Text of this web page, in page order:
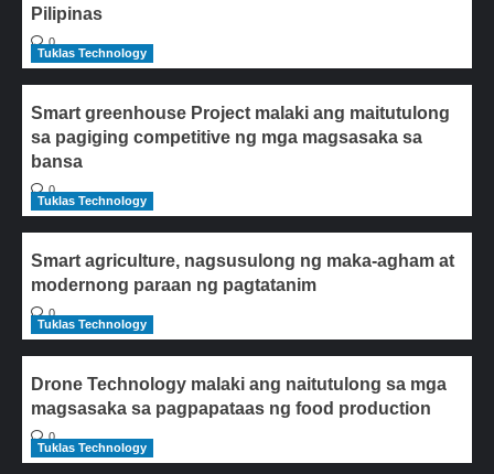
Pilipinas
0
Tuklas Technology
Smart greenhouse Project malaki ang maitutulong
sa pagiging competitive ng mga magsasaka sa
bansa
0
Tuklas Technology
Smart agriculture, nagsusulong ng maka-agham at
modernong paraan ng pagtatanim
0
Tuklas Technology
Drone Technology malaki ang naitutulong sa mga
magsasaka sa pagpapataas ng food production
0
Tuklas Technology